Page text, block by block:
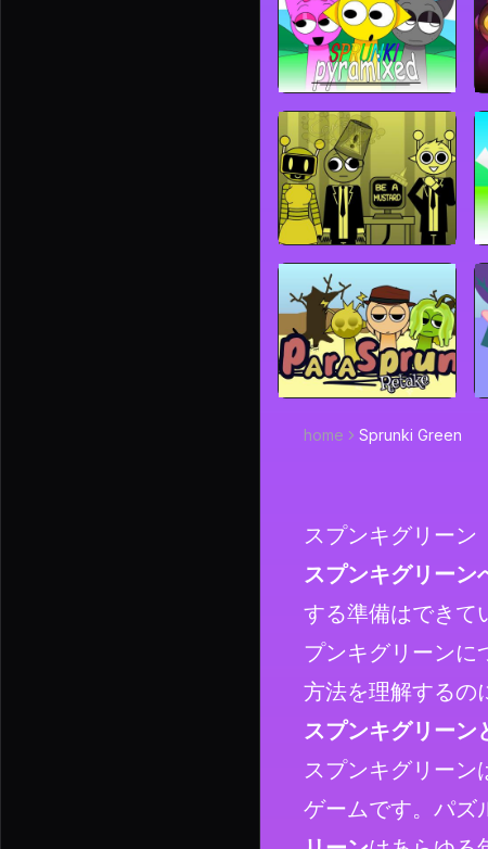
home Sprunki Green
スプンキグリーン
スプンキグリーン
する準備はできて
プンキグリーンに
方法を理解するの
スプンキグリーン
スプンキグリー
ゲームです。パズ